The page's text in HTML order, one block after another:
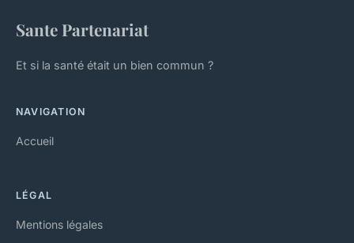
Sante Partenariat
Et si la santé était un bien commun ?
NAVIGATION
Accueil
LÉGAL
Mentions légales